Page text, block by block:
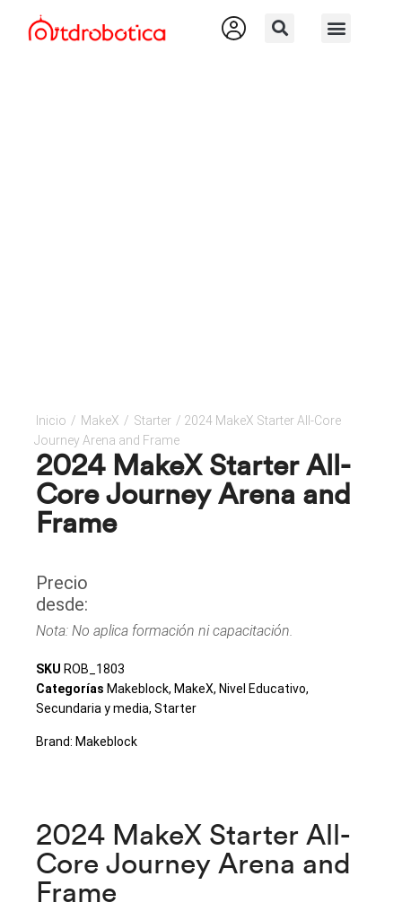
Inicio / MakeX / Starter / 2024 MakeX Starter All-Core
Journey Arena and Frame
2024 MakeX Starter All-
Core Journey Arena and
Frame
Precio
desde:
Nota: No aplica formación ni capacitación.
SKU ROB_1803
Categorías Makeblock, MakeX, Nivel Educativo,
Secundaria y media, Starter
Brand: Makeblock
2024 MakeX Starter All-
Core Journey Arena and
Frame